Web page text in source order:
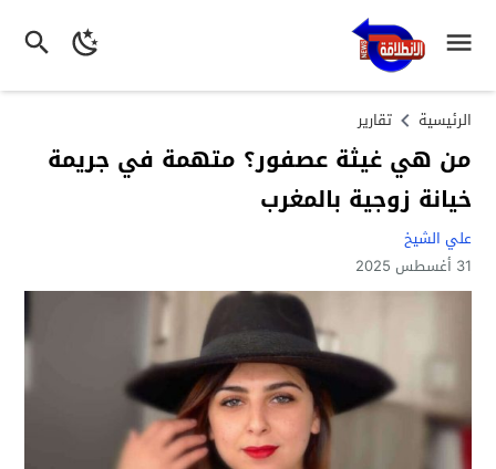
الرئيسية تقارير
من هي غيثة عصفور؟ متهمة في جريمة
خيانة زوجية بالمغرب
علي الشيخ
31 أغسطس 2025